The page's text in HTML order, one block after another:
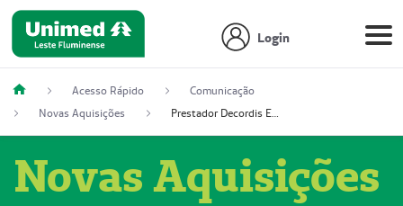
Login
Acesso Rápido
Comunicação
Novas Aquisições
Prestador Decordis Exames Cardiológicos LTDA (51004347-4)
Novas Aquisições